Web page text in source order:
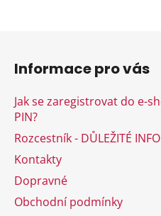
Informace pro vás
Jak se zaregistrovat do e-
PIN?
Rozcestník - DŮLEŽITÉ
Kontakty
Dopravné
Obchodní podmínky